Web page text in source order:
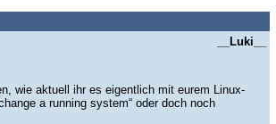
__Luki__
wie aktuell ihr es eigentlich mit eurem Linux-
a running system“ oder doch noch